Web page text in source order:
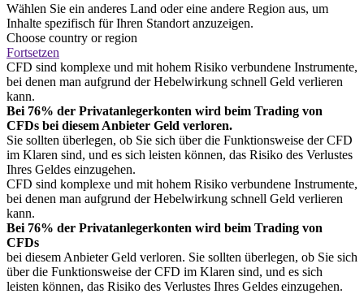
Wählen Sie ein anderes Land oder eine andere Region aus, um
Inhalte spezifisch für Ihren Standort anzuzeigen.
Choose country or region
Fortsetzen
CFD sind komplexe und mit hohem Risiko verbundene Instrumente,
bei denen man aufgrund der Hebelwirkung schnell Geld verlieren
kann.
Bei 76% der Privatanlegerkonten wird beim Trading von
CFDs bei diesem Anbieter Geld verloren.
Sie sollten überlegen, ob Sie sich über die Funktionsweise der CFD
im Klaren sind, und es sich leisten können, das Risiko des Verlustes
Ihres Geldes einzugehen.
CFD sind komplexe und mit hohem Risiko verbundene Instrumente,
bei denen man aufgrund der Hebelwirkung schnell Geld verlieren
kann.
Bei 76% der Privatanlegerkonten wird beim Trading von
CFDs
bei diesem Anbieter Geld verloren. Sie sollten überlegen, ob Sie sich
über die Funktionsweise der CFD im Klaren sind, und es sich
leisten können, das Risiko des Verlustes Ihres Geldes einzugehen.